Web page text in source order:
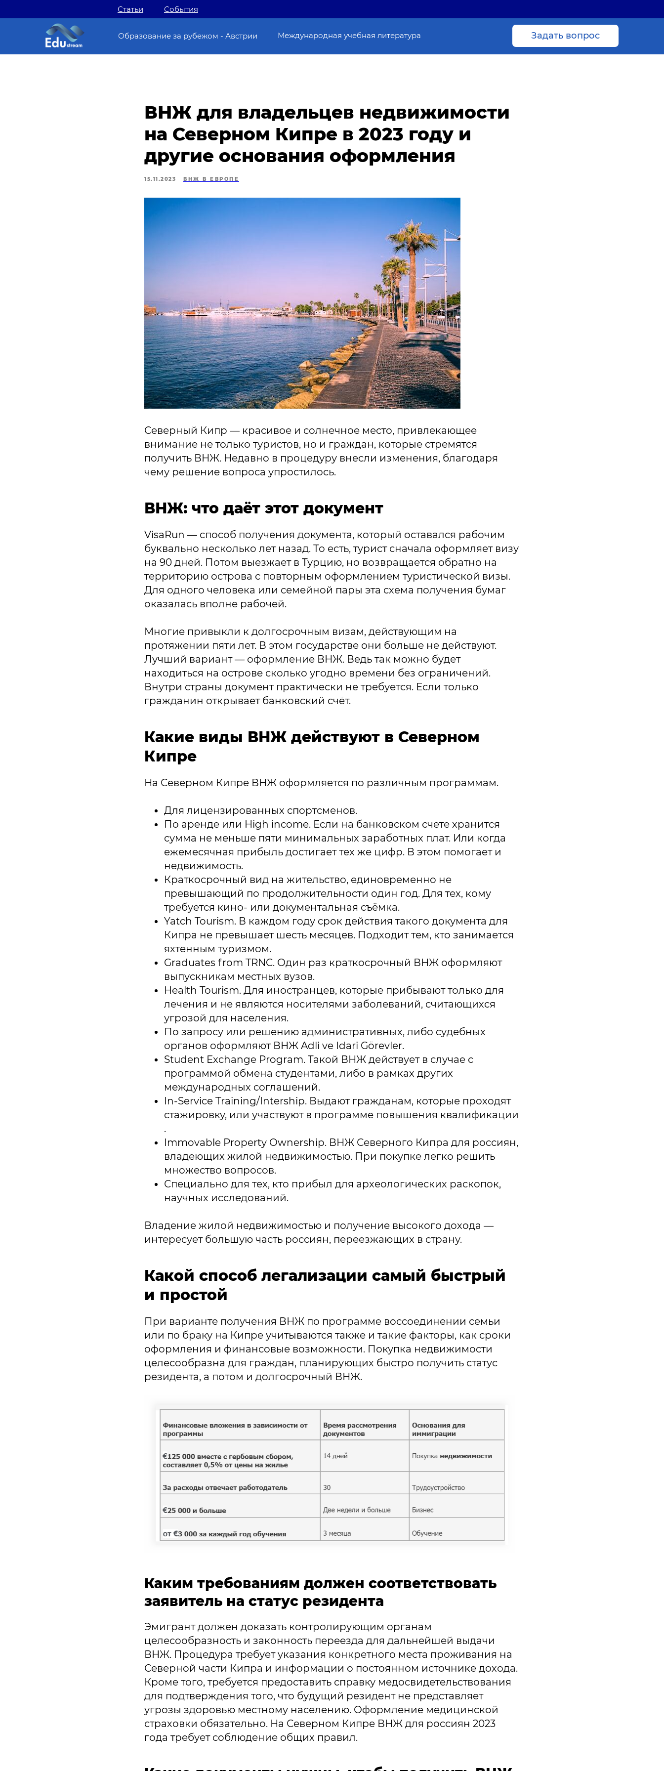
Задать вопрос
Образование за рубежом - Австрии Международная учебная литература
Статьи События
ВНЖ для владельцев недвижимости
на Северном Кипре в 2023 году и
другие основания оформления
15.11.2023 ВНЖ В ЕВРОПЕ
Северный Кипр — красивое и солнечное место, привлекающее
внимание не только туристов, но и граждан, которые стремятся
получить ВНЖ. Недавно в процедуру внесли изменения, благодаря
чему решение вопроса упростилось.
ВНЖ: что даёт этот документ
VisaRun — способ получения документа, который оставался рабочим
буквально несколько лет назад. То есть, турист сначала оформляет визу
на 90 дней. Потом выезжает в Турцию, но возвращается обратно на
территорию острова с повторным оформлением туристической визы.
Для одного человека или семейной пары эта схема получения бумаг
оказалась вполне рабочей.
Многие привыкли к долгосрочным визам, действующим на
протяжении пяти лет. В этом государстве они больше не действуют.
Лучший вариант — оформление ВНЖ. Ведь так можно будет
находиться на острове сколько угодно времени без ограничений.
Внутри страны документ практически не требуется. Если только
гражданин открывает банковский счёт.
Какие виды ВНЖ действуют в Северном
Кипре
На Северном Кипре ВНЖ оформляется по различным программам.
Для лицензированных спортсменов.
По аренде или High income. Если на банковском счете хранится
сумма не меньше пяти минимальных заработных плат. Или когда
ежемесячная прибыль достигает тех же цифр. В этом помогает и
недвижимость.
Краткосрочный вид на жительство, единовременно не
превышающий по продолжительности один год. Для тех, кому
требуется кино- или документальная съёмка.
Yatch Tourism. В каждом году срок действия такого документа для
Кипра не превышает шесть месяцев. Подходит тем, кто занимается
яхтенным туризмом.
Graduates from TRNC. Один раз краткосрочный ВНЖ оформляют
выпускникам местных вузов.
Health Tourism. Для иностранцев, которые прибывают только для
лечения и не являются носителями заболеваний, считающихся
угрозой для населения.
По запросу или решению административных, либо судебных
органов оформляют ВНЖ Adli ve Idari Görevler.
Student Exchange Program. Такой ВНЖ действует в случае с
программой обмена студентами, либо в рамках других
международных соглашений.
In-Service Training/Intership. Выдают гражданам, которые проходят
стажировку, или участвуют в программе повышения квалификации
.
Immovable Property Ownership. ВНЖ Северного Кипра для россиян,
владеющих жилой недвижимостью. При покупке легко решить
множество вопросов.
Специально для тех, кто прибыл для археологических раскопок,
научных исследований.
Владение жилой недвижимостью и получение высокого дохода —
интересует большую часть россиян, переезжающих в страну.
Какой способ легализации самый быстрый
и простой
При варианте получения ВНЖ по программе воссоединении семьи
или по браку на Кипре учитываются также и такие факторы, как сроки
оформления и финансовые возможности. Покупка недвижимости
целесообразна для граждан, планирующих быстро получить статус
резидента, а потом и долгосрочный ВНЖ.
Каким требованиям должен соответствовать
заявитель на статус резидента
Эмигрант должен доказать контролирующим органам
целесообразность и законность переезда для дальнейшей выдачи
ВНЖ. Процедура требует указания конкретного места проживания на
Северной части Кипра и информации о постоянном источнике дохода.
Кроме того, требуется предоставить справку медосвидетельствования
для подтверждения того, что будущий резидент не представляет
угрозы здоровью местному населению. Оформление медицинской
страховки обязательно. На Северном Кипре ВНЖ для россиян 2023
года требует соблюдение общих правил.